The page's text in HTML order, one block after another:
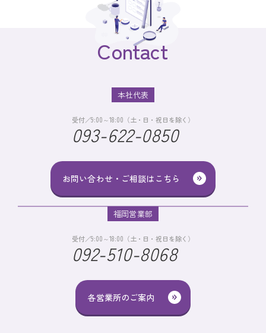
Contact
お問い合わせ・ご相談はこちら
本社代表
受付／9:00～18:00（土・日・祝日を除く）
093-622-0850
各営業所のご案内
福岡営業部
受付／9:00～18:00（土・日・祝日を除く）
092-510-8068